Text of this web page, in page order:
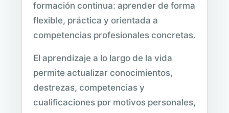
formación continua: aprender de forma
flexible, práctica y orientada a
competencias profesionales concretas.
El aprendizaje a lo largo de la vida
permite actualizar conocimientos,
destrezas, competencias y
cualificaciones por motivos personales,